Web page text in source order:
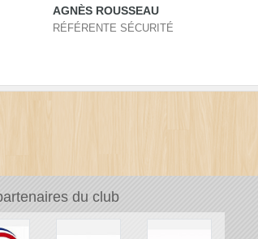
AGNÈS ROUSSEAU
RÉFÉRENTE SÉCURITÉ
du club